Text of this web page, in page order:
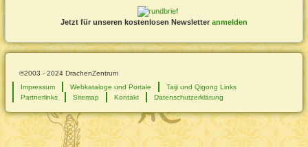
Jetzt für unseren kostenlosen Newsletter anmelden
©2003 - 2024 DrachenZentrum
Impressum
Webkataloge und Portale
Taiji und Qigong Links
Partnerlinks
Sitemap Kontakt Datenschutzerklärung